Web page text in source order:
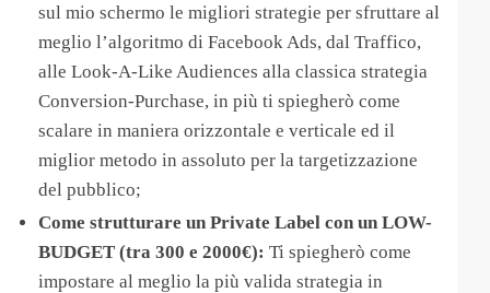
sul mio schermo le migliori strategie per sfruttare al
meglio l’algoritmo di Facebook Ads, dal Traffico,
alle Look-A-Like Audiences alla classica strategia
Conversion-Purchase, in più ti spiegherò come
scalare in maniera orizzontale e verticale ed il
miglior metodo in assoluto per la targetizzazione
del pubblico;
​Come strutturare un Private Label con un LOW-
BUDGET (tra 300 e 2000€): Ti spiegherò come
impostare al meglio la più valida strategia in